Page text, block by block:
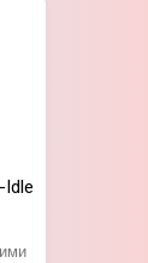
Idle